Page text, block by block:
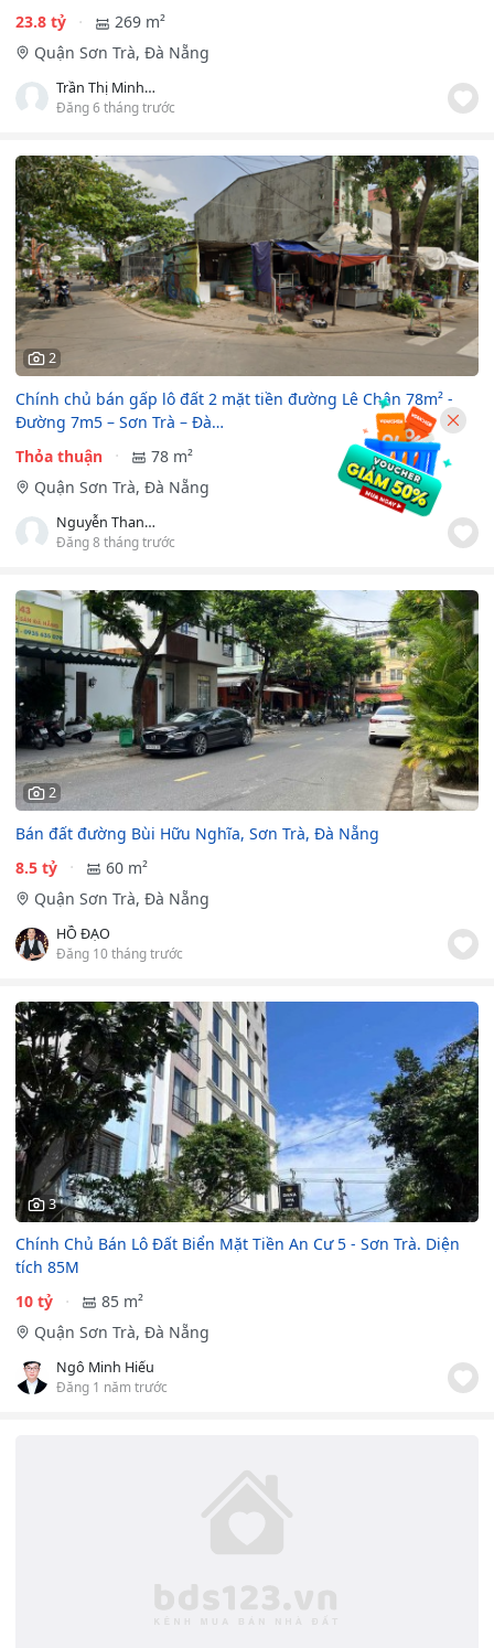
23.8 tỷ
269 m²
Quận Sơn Trà, Đà Nẵng
Trần Thị Minh Thương
Đăng 6 tháng trước
2
Chính chủ bán gấp lô đất 2 mặt tiền đường Lê Chân 78m² -
Đường 7m5 – Sơn Trà – Đà…
Thỏa thuận
78 m²
Quận Sơn Trà, Đà Nẵng
Nguyễn Thanh An
Đăng 8 tháng trước
2
Bán đất đường Bùi Hữu Nghĩa, Sơn Trà, Đà Nẵng
8.5 tỷ
60 m²
Quận Sơn Trà, Đà Nẵng
HỒ ĐẠO
Đăng 10 tháng trước
3
Chính Chủ Bán Lô Đất Biển Mặt Tiền An Cư 5 - Sơn Trà. Diện
tích 85M
10 tỷ
85 m²
Quận Sơn Trà, Đà Nẵng
Ngô Minh Hiếu
Đăng 1 năm trước